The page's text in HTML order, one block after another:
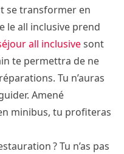
se transformer en
le all inclusive prend
all inclusivesont
te permettra de ne
Tu n’auras
Amené
minibus, tu profiteras
? Tu n’as pas